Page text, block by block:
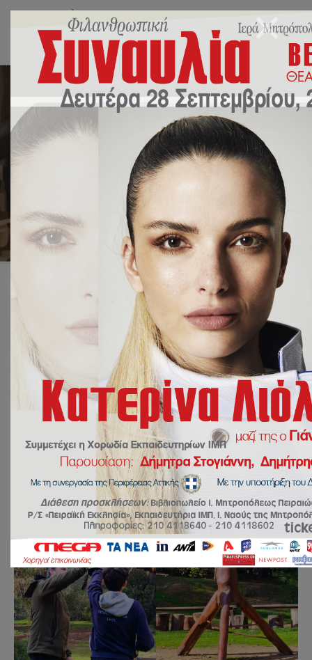
Επίσκεψη στον Βοτανικό
3 Δεκεμβρίου 2025 Χωρίς κατηγορία
by
sbalaska
Αρχική Χωρίς κατηγορία Επίσκεψη στον Βοτανικό Κήπο
Οι μαθητές της Α’ Γυμνασίου των Εκπαιδευτηρίων
μας επισκέφτηκαν τον Βοτανικό Κήπο και
συμμετείχαν σε ένα μοναδικό εκπαιδευτικό
πρόγραμμα με αρπακτικά πτηνά. Είχαν την
ευκαιρία
να γνωρίσουν από κοντά αυτά τα εντυπωσιακά ζώα,
να μάθουν για τον ρόλο τους στο οικοσύστημα και να
παρακολουθήσουν βιωματικές δραστηριότητες.
Η εμπειρία ήταν εξαιρετική και αξέχαστη για όλους!